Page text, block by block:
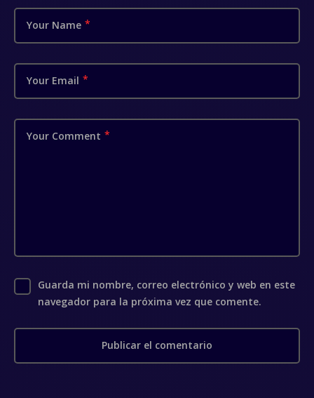
Your Name
Your Email
Your Comment
Guarda mi nombre, correo electrónico y web en este
navegador para la próxima vez que comente.